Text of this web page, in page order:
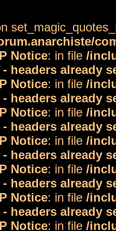
Notice: in file /
headers already
Notice: in file /
headers already
Notice: in file /
headers already
Notice: in file /
headers already
Notice: in file /
headers already
Notice: in file /
headers already
Notice: in file /